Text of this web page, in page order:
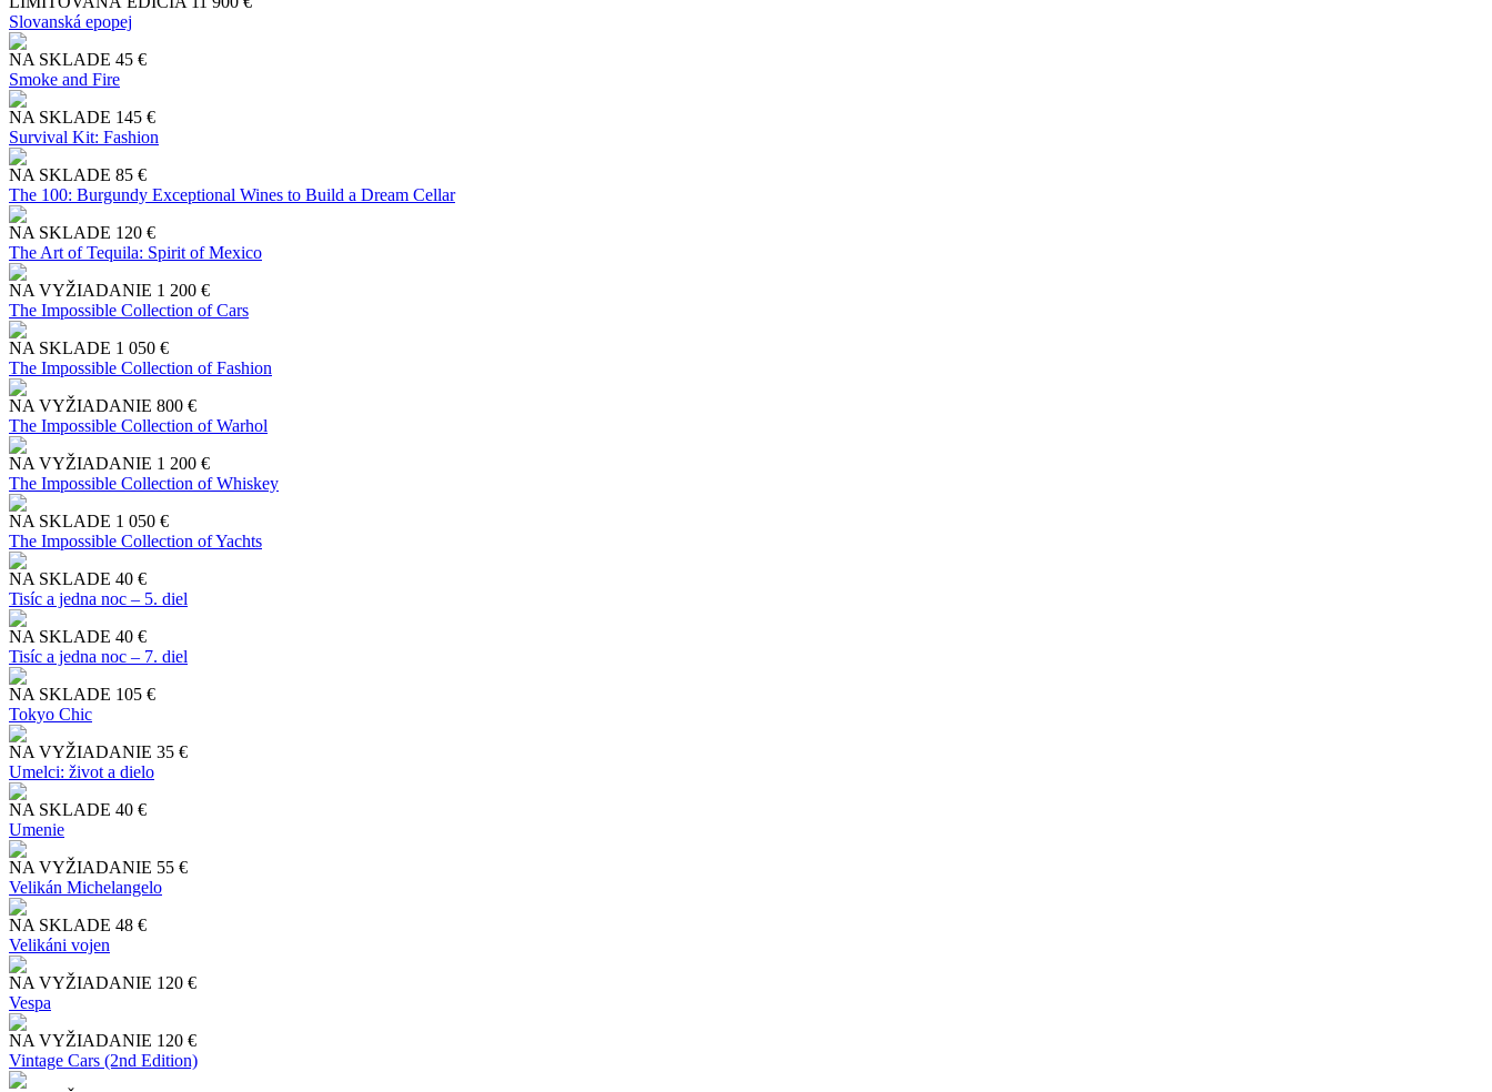
Slo​vanská epopej
NA SKLADE 45 €
Smoke and Fire
NA SKLADE 145 €
Survival Kit: Fashion
NA SKLADE 85 €
The 100: Burgundy Exceptional Wines to Build a Dream Cellar
NA SKLADE 120 €
The Art of Tequila: Spirit of Mexico
NA VYŽIADANIE 1 200 €
The Impossible Collection of Cars
NA SKLADE 1 050 €
The Impossible Collection of Fashion
NA VYŽIADANIE 800 €
The Impossible Collection of Warhol
NA VYŽIADANIE 1 200 €
The Impossible Collection of Whiskey
NA SKLADE 1 050 €
The Impossible Collection of Yachts
NA SKLADE 40 €
Tisíc a jedna noc – 5. diel
NA SKLADE 40 €
Tisíc a jedna noc – 7. diel
NA SKLADE 105 €
Tokyo Chic
NA VYŽIADANIE 35 €
Umelci: život a dielo
NA SKLADE 40 €
Umenie
NA VYŽIADANIE 55 €
Velikán Michelangelo
NA SKLADE 48 €
Velikáni vojen
NA VYŽIADANIE 120 €
Vespa
NA VYŽIADANIE 120 €
Vintage Cars (2nd Edition)